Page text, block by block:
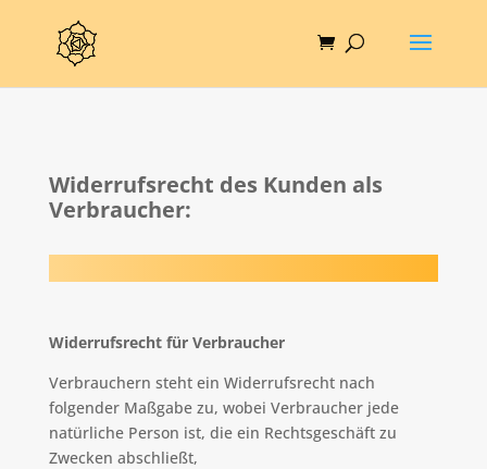
Widerrufsrecht des Kunden als
Verbraucher:
Widerrufsrecht für Verbraucher
Verbrauchern steht ein Widerrufsrecht nach
folgender Maßgabe zu, wobei Verbraucher jede
natürliche Person ist, die ein Rechtsgeschäft zu
Zwecken abschließt,